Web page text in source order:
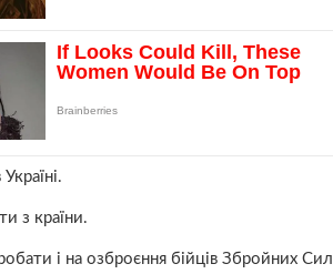
з країни.
і на озброєння бійців Збройних Сил